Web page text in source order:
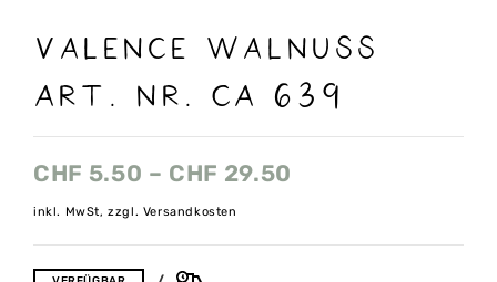
Valence walnuss
Art. nr. CA 639
CHF 5.50 – CHF 29.50
inkl. MwSt, zzgl. Versandkosten